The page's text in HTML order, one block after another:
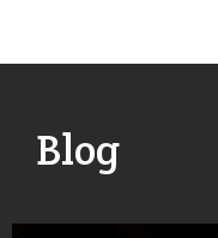
Blog